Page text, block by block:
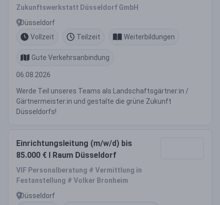
Zukunftswerkstatt Düsseldorf GmbH
Düsseldorf
Vollzeit
Teilzeit Weiterbildungen
Gute Verkehrsanbindung
06.08.2026
Werde Teil unseres Teams als Landschaftsgärtner:in /
Gärtnermeister:in und gestalte die grüne Zukunft
Düsseldorfs!
Einrichtungsleitung (m/w/d) bis
85.000 € I Raum Düsseldorf
VIF Personalberatung # Vermittlung in
Festanstellung # Volker Bronheim
Düsseldorf